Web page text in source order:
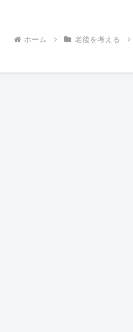
ホーム 老後を考える